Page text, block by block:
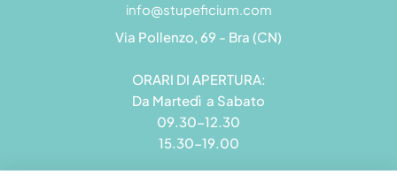
info@stupeficium.com
Via Pollenzo, 69 - Bra (CN)
ORARI DI APERTURA:
Da Martedì a Sabato
09.30-12.30
15.30-19.00